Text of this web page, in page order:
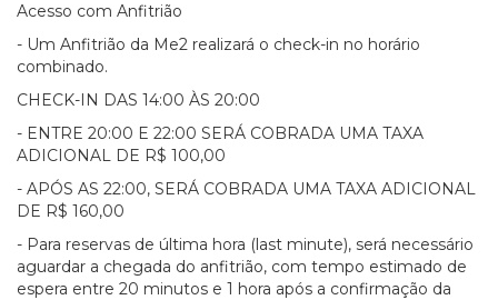
Acesso com Anfitrião
- Um Anfitrião da Me2 realizará o check-in no horário
combinado.
CHECK-IN DAS 14:00 ÀS 20:00
- ENTRE 20:00 E 22:00 SERÁ COBRADA UMA TAXA
ADICIONAL DE R$ 100,00
- APÓS AS 22:00, SERÁ COBRADA UMA TAXA ADICIONAL
DE R$ 160,00
- Para reservas de última hora (last minute), será necessário
aguardar a chegada do anfitrião, com tempo estimado de
espera entre 20 minutos e 1 hora após a confirmação da